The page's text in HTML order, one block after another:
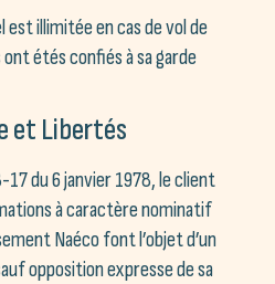
est illimitée en cas de vol de
ont étés confiés à sa garde
et Libertés
17 du 6 janvier 1978, le client
à caractère nominatif
Naéco font l’objet d’un
opposition expresse de sa